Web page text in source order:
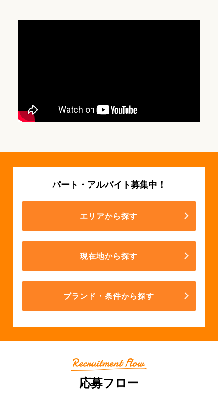
パート・アルバイト募集中！
エリアから探す
現在地から探す
ブランド・条件から探す
応募フロー